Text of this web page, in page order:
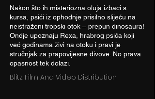
Nakon što ih misteriozna oluja izbaci s
kursa, psići iz ophodnje prisilno slijeću na
neistraženi tropski otok – prepun dinosaura!
Ondje upoznaju Rexa, hrabrog psića koji
već godinama živi na otoku i pravi je
stručnjak za prapovijesne divove. No prava
opasnost tek dolazi.
Blitz Film And Video Distribution